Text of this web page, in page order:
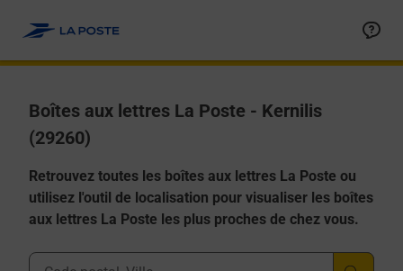
Boîtes aux lettres La Poste - Kernilis
(29260)
Retrouvez toutes les boîtes aux lettres La Poste ou
utilisez l'outil de localisation pour visualiser les boîtes
aux lettres La Poste les plus proches de chez vous.
Ville, Département, Code Postal